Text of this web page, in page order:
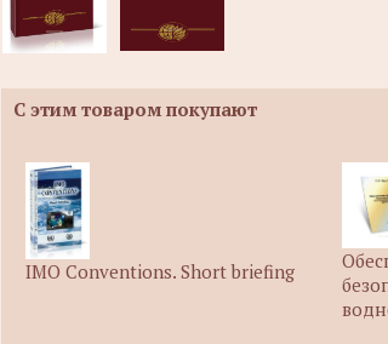
С этим товаром покупают
IMO Conventions. Short briefing